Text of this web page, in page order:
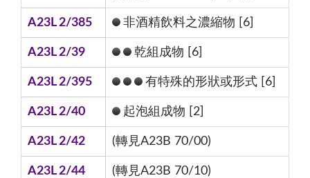
A23L 2/385 非酒精飲料之濃縮物 [6]
A23L 2/39 乾組成物 [6]
A23L 2/395 有特殊的形狀或形式 [6]
A23L 2/40 起泡組成物 [2]
A23L 2/42 (轉見A23B 70/00)
A23L 2/44 (轉見A23B 70/10)